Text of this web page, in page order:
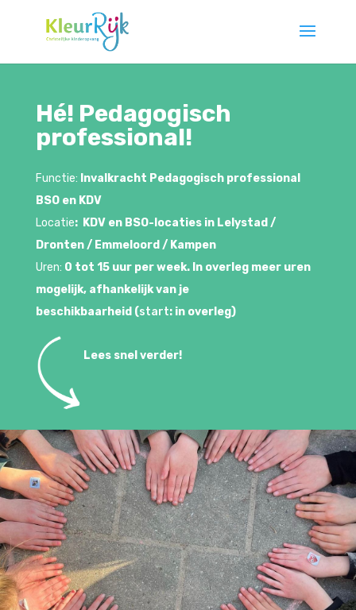
Hé! Pedagogisch
professional!
Functie: Invalkracht Pedagogisch professional
BSO en KDV
Locatie: KDV en BSO-locaties in Lelystad /
Dronten / Emmeloord / Kampen
Uren: 0 tot 15 uur per week. In overleg meer uren
mogelijk, afhankelijk van je
beschikbaarheid (start: in overleg)
Lees snel verder!